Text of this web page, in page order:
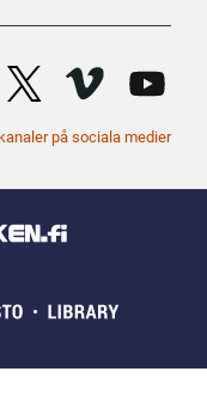
på sociala medier